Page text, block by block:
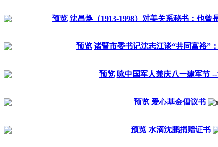
预览 沈昌焕（1913-1998）对美关系秘书：他曾
预览 诸暨市委书记沈志江谈“共同富裕”
预览 咏中国军人兼庆八一建军节
预览 爱心基金倡议书
预览 水滴沈鹏捐赠证书